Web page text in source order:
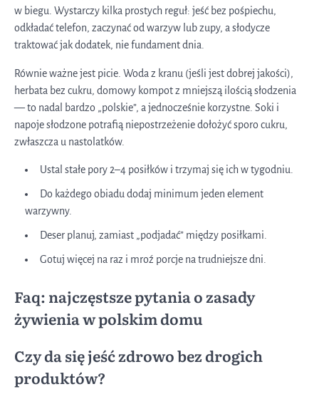
w biegu. Wystarczy kilka prostych reguł: jeść bez pośpiechu,
odkładać telefon, zaczynać od warzyw lub zupy, a słodycze
traktować jak dodatek, nie fundament dnia.
Równie ważne jest picie. Woda z kranu (jeśli jest dobrej jakości),
herbata bez cukru, domowy kompot z mniejszą ilością słodzenia
— to nadal bardzo „polskie”, a jednocześnie korzystne. Soki i
napoje słodzone potrafią niepostrzeżenie dołożyć sporo cukru,
zwłaszcza u nastolatków.
Ustal stałe pory 2–4 posiłków i trzymaj się ich w tygodniu.
Do każdego obiadu dodaj minimum jeden element
warzywny.
Deser planuj, zamiast „podjadać” między posiłkami.
Gotuj więcej na raz i mroź porcje na trudniejsze dni.
Faq: najczęstsze pytania o zasady
żywienia w polskim domu
Czy da się jeść zdrowo bez drogich
produktów?